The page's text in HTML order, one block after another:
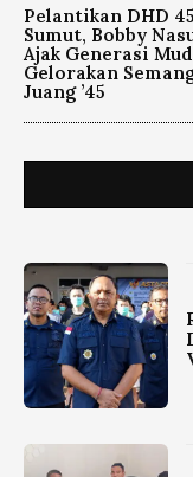
Pelantikan DHD 45
Sumut, Bobby
Ajak Generasi
Gelorakan
Juang ’45